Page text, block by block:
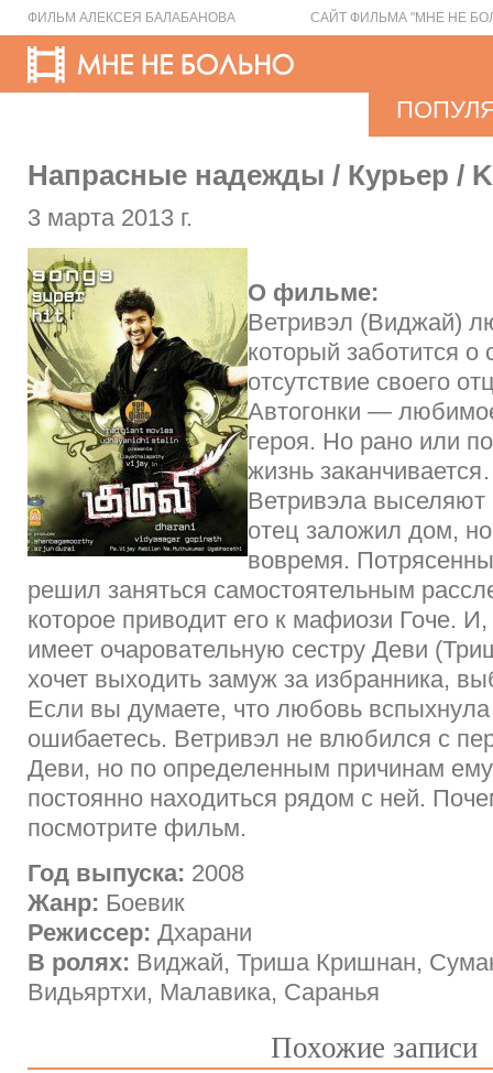
ФИЛЬМ АЛЕКСЕЯ БАЛАБАНОВА САЙТ ФИЛЬМА "МНЕ НЕ
Напрасные надежды / Курьер /
3 марта 2013 г.
О фильме:
Ветривэл (Виджай)
который заботится о
отсутствие своего
Автогонки —
героя. Но рано или
жизнь
Ветривэла выселяют
отец заложил дом,
вовремя.
решил заняться самостоятельным
которое приводит его к мафиози Гоче.
имеет очаровательную сестру Деви
хочет выходить замуж за избранника,
Если вы думаете, что любовь
ошибаетесь. Ветривэл не влюбился с
Деви, но по определенным причинам
постоянно находиться рядом с ней.
посмотрите фильм.
Год выпуска: 2008
Жанр: Боевик
Режиссер: Дхарани
В ролях: Виджай, Триша Кришнан,
Видьяртхи, Малавика, Саранья
Похожие записи